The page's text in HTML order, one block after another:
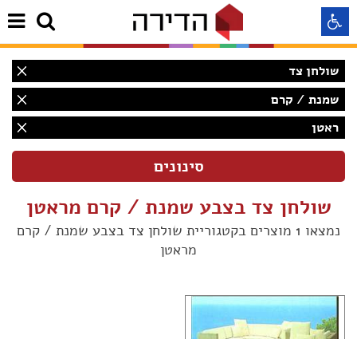
שולחן צד
שמנת / קרם
ראטן
(1)
(1)
שולחן צד בצבע שמנת / קרם מראטן
נמצאו 1 מוצרים בקטגוריית שולחן צד בצבע שמנת / קרם
מראטן
התאמה לקורא מסך
התאמה לעיוורי צבעים
התאמה לכבדי ראיה
תצוגה רגילה
Aא Aא Aא